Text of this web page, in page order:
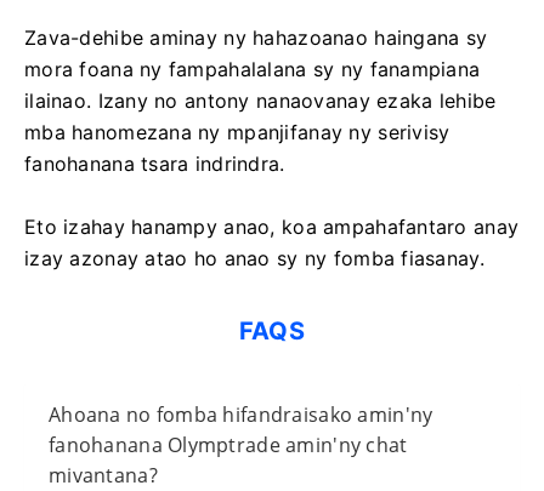
Zava-dehibe aminay ny hahazoanao haingana sy
mora foana ny fampahalalana sy ny fanampiana
ilainao. Izany no antony nanaovanay ezaka lehibe
mba hanomezana ny mpanjifanay ny serivisy
fanohanana tsara indrindra.
Eto izahay hanampy anao, koa ampahafantaro anay
izay azonay atao ho anao sy ny fomba fiasanay.
FAQS
Ahoana no fomba hifandraisako amin'ny
fanohanana Olymptrade amin'ny chat
mivantana?